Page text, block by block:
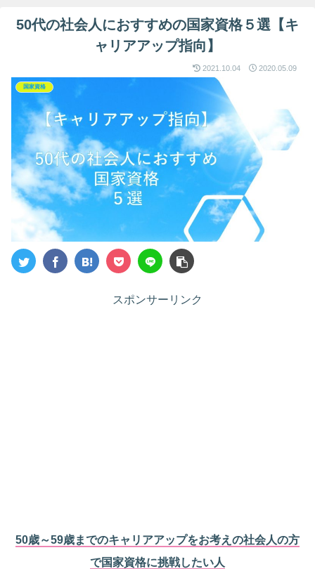
50代の社会人におすすめの国家資格５選【キ
ャリアアップ指向】
2021.10.04 2020.05.09
国家資格
スポンサーリンク
50歳～59歳までのキャリアアップをお考えの社会人の方
で国家資格に挑戦したい人